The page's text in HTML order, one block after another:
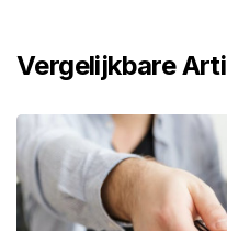
Vergelijkbare